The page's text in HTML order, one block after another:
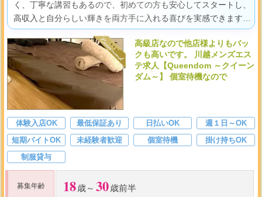
く、丁寧な講習もあるので、初めての方も安心してスタートし、
高収入と自分らしい輝きを両方手に入れる喜びを実感できます
よ。
高級店なので他店様よりもバッ
クも高いです。 川越メンズエス
テ求人【Queendom ～クイーン
ダム～】 個室待機なので
体験入店OK 最低保証あり 日払いOK
週１日～OK
短期バイトOK
未経験者歓迎 個室待機
掛け持ちOK
制服貸与
募集年齢 18歳～ 30歳前半